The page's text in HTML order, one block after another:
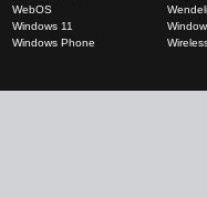
WebOS
Windows 11
Windows Phone